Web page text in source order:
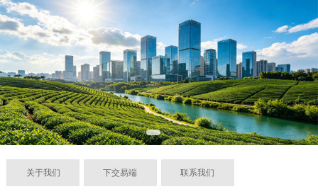
关于我们 下交易端 联系我们